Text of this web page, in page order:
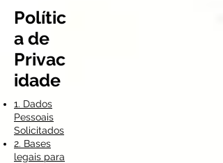
Polític
a de
Privac
idade
1. Dados
Pessoais
Solicitados
2. Bases
legais para